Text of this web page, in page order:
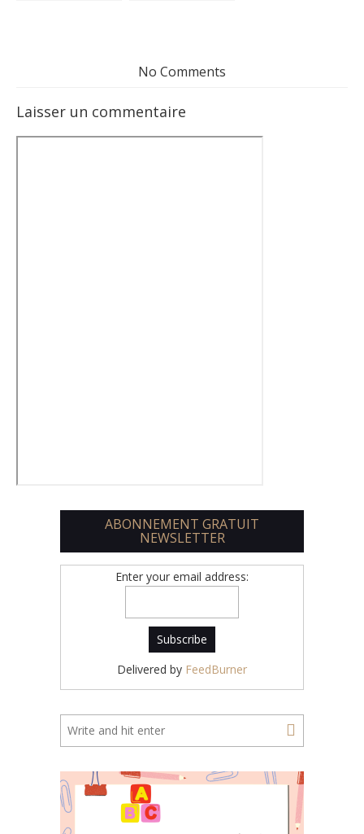
No Comments
Laisser un commentaire
ABONNEMENT GRATUIT
NEWSLETTER
Enter your email address:
Delivered by FeedBurner